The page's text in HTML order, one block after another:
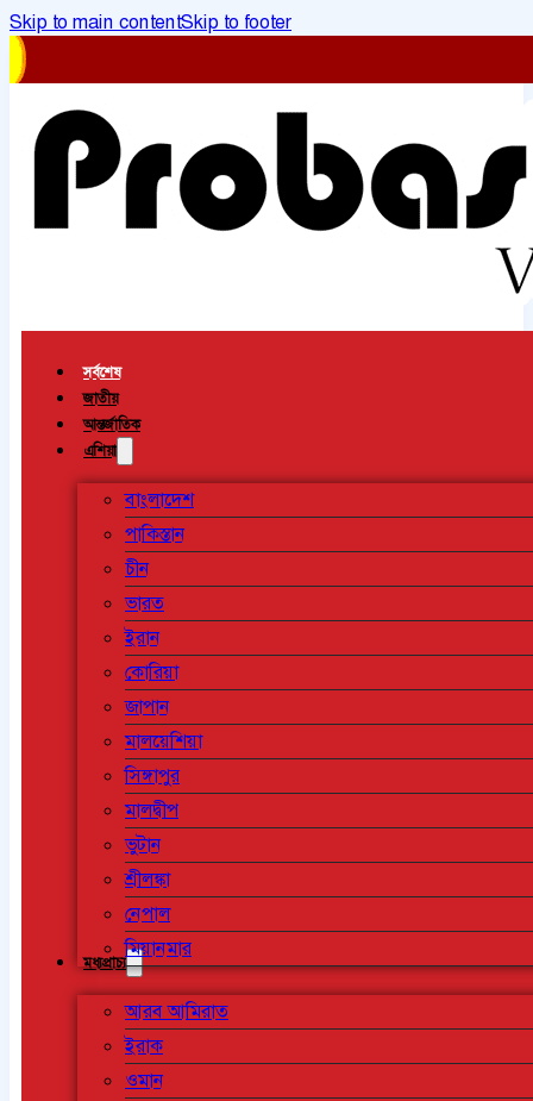
Skip to main contentSkip to footer
সর্বশেষ
জাতীয়
আন্তর্জাতিক
এশিয়া
বাংলাদেশ
পাকিস্তান
চীন
ভারত
ইরান
কোরিয়া
জাপান
মালয়েশিয়া
সিঙ্গাপুর
মালদ্বীপ
ভুটান
শ্রীলঙ্কা
নেপাল
মিয়ানমার
মধ্যপ্রাচ্য
আরব আমিরাত
ইরাক
ওমান